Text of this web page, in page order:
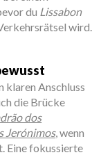
du Lissabon
wird.
klaren Anschluss
die Brücke
dos
Jerónimos, wenn
Eine fokussierte